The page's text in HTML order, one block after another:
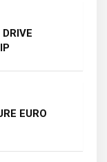
EURO